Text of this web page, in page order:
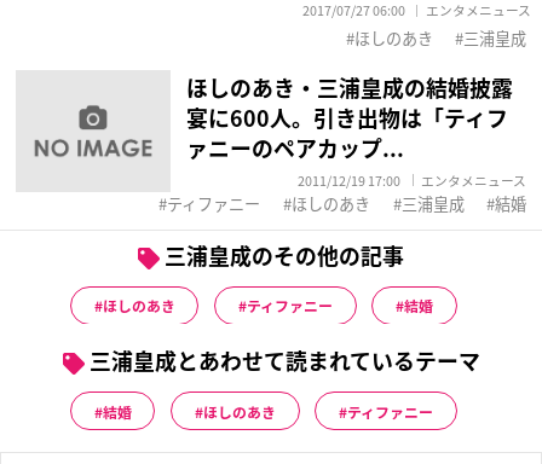
2017/07/27 06:00 エンタメニュース
ほしのあき 三浦皇成
ほしのあき・三浦皇成の結婚披露
宴に600人。引き出物は「ティフ
ァニーのペアカップ...
2011/12/19 17:00 エンタメニュース
ティファニー ほしのあき 三浦皇成 結婚
三浦皇成のその他の記事
ほしのあき ティファニー 結婚
三浦皇成とあわせて読まれているテーマ
結婚 ほしのあき ティファニー